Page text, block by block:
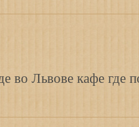
во Львове кафе